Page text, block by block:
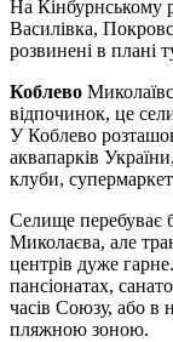
На Кінбурнському
Василівка,
розвинені в плані
Коблево
відпочинок, це
У Коблево
аквапарків
клуби,
Селище перебуває
Миколаєва, але
центрів дуже
пансіонатах,
часів Союзу, або в
пляжною зоною.